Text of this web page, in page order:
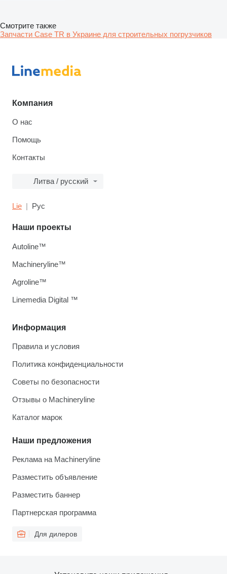
Смотрите также
Запчасти Case TR в Украине для строительных погрузчиков
Компания
О нас
Помощь
Контакты
Литва / русский
Lie Рус
Информация
Правила и условия
Политика конфиденциальности
Советы по безопасности
Отзывы о Machineryline
Каталог марок
Наши предложения
Реклама на Machineryline
Разместить объявление
Разместить баннер
Партнерская программа
Для дилеров
Наши проекты
Autoline™
Machineryline™
Agroline™
Linemedia Digital ™